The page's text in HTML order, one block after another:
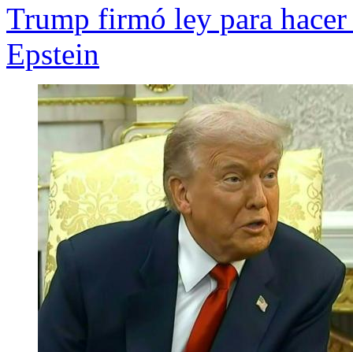
Trump firmó ley para
Epstein